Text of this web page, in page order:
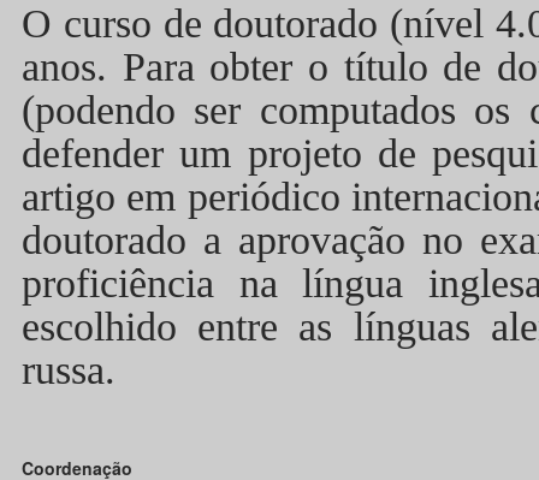
O curso de doutorado (nível
anos. Para obter o título de
(podendo ser computados os
defender um projeto de
artigo em periódico
doutorado a aprovação no
proficiência na língua
escolhido entre as línguas
russa.
Coordenação